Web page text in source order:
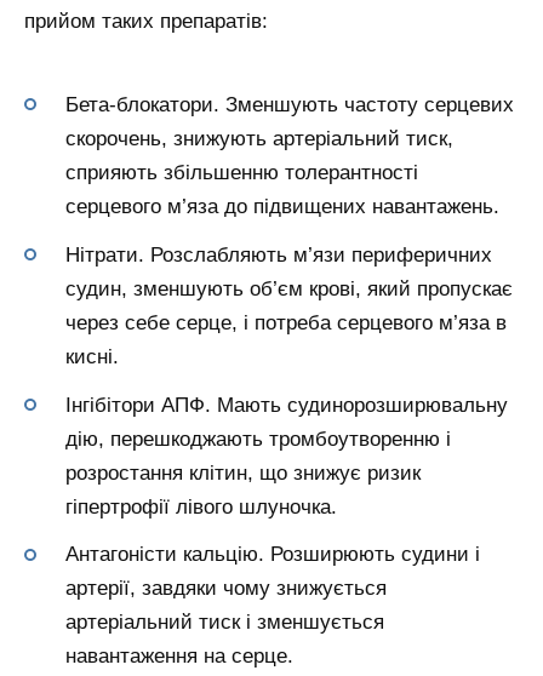
прийом таких препаратів:
Бета-блокатори. Зменшують частоту серцевих
скорочень, знижують артеріальний тиск,
сприяють збільшенню толерантності
серцевого м’яза до підвищених навантажень.
Нітрати. Розслабляють м’язи периферичних
судин, зменшують об’єм крові, який пропускає
через себе серце, і потреба серцевого м’яза в
кисні.
Інгібітори АПФ. Мають судинорозширювальну
дію, перешкоджають тромбоутворенню і
розростання клітин, що знижує ризик
гіпертрофії лівого шлуночка.
Антагоністи кальцію. Розширюють судини і
артерії, завдяки чому знижується
артеріальний тиск і зменшується
навантаження на серце.